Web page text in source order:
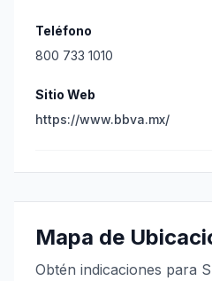
Teléfono
800 733 1010
Sitio Web
https://www.bbva.mx/
Mapa de
Obtén indicaciones para